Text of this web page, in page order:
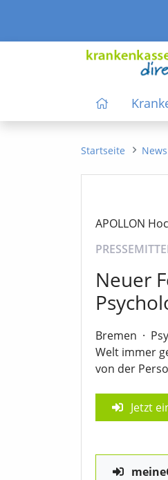
Startseite
APOLLON
Neuer
Bremen ·
Welt immer
von der
Jetzt